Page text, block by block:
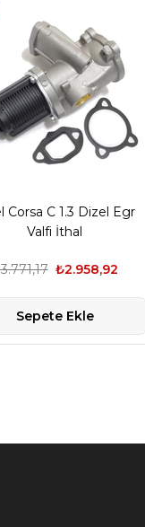
Corsa C 1.3 Dizel Egr
Valfi İthal
₺2.958,92
Sepete Ekle